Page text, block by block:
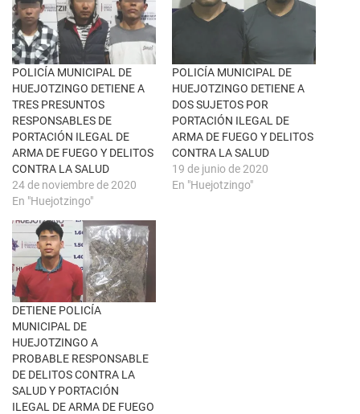
n
u
n
a
v
e
n
t
a
n
a
n
u
e
v
a
)
a
c
e
b
o
o
k
(
S
e
a
b
r
e
e
n
u
n
a
v
e
n
t
a
n
a
n
u
e
v
a
)
POLICÍA MUNICIPAL DE
HUEJOTZINGO DETIENE A
TRES PRESUNTOS
RESPONSABLES DE
PORTACIÓN ILEGAL DE
ARMA DE FUEGO Y DELITOS
CONTRA LA SALUD
24 de noviembre de 2020
En "Huejotzingo"
POLICÍA MUNICIPAL DE
HUEJOTZINGO DETIENE A
DOS SUJETOS POR
PORTACIÓN ILEGAL DE
ARMA DE FUEGO Y DELITOS
CONTRA LA SALUD
19 de junio de 2020
En "Huejotzingo"
DETIENE POLICÍA
MUNICIPAL DE
HUEJOTZINGO A
PROBABLE RESPONSABLE
DE DELITOS CONTRA LA
SALUD Y PORTACIÓN
ILEGAL DE ARMA DE FUEGO